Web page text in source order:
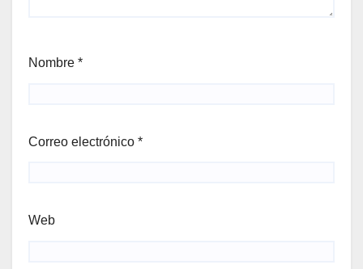
Nombre *
Correo electrónico *
Web